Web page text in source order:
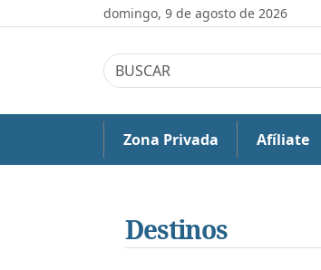
domingo, 9 de agosto de 2026
Zona Privada Afíliate
Destinos